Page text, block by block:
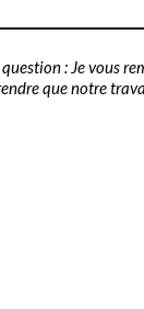
: Je vous
que notre